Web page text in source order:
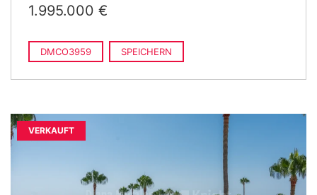
1.995.000 €
DMCO3959 SPEICHERN
VERKAUFT